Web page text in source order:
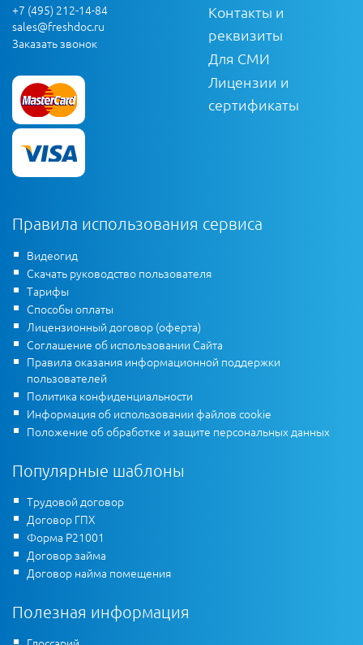
+7 (495) 212-14-84
sales@freshdoc.ru
Заказать звонок
Контакты и
реквизиты
Для СМИ
Лицензии и
сертификаты
Правила использования сервиса
Видеогид
Скачать руководство пользователя
Тарифы
Способы оплаты
Лицензионный договор (оферта)
Соглашение об использовании Сайта
Правила оказания информационной поддержки
пользователей
Политика конфиденциальности
Информация об использовании файлов cookie
Положение об обработке и защите персональных данных
Популярные шаблоны
Трудовой договор
Договор ГПХ
Форма Р21001
Договор займа
Договор найма помещения
Полезная информация